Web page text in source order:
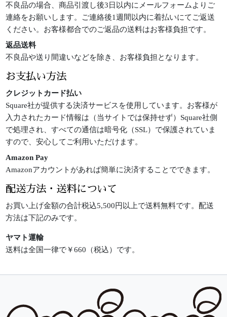
不良品の場合、商品引渡し後3日以内にメールフォームよりご
連絡をお願いします。ご連絡後1週間以内に着払いにてご返送
ください。お客様都合でのご返品の送料はお客様負担です。
返品送料
不良品や送り間違いなどを除き、お客様負担となります。
お支払い方法
クレジットカード払い
Square社が提供する決済サービスを使用しています。お客様が
入力されたカード情報は（当サイトでは保持せず）Square社側
で処理され、すべての通信は暗号化（SSL）で保護されていま
すので、安心してご利用いただけます。
Amazon Pay
Amazonアカウントがあれば簡単に決済することでできます。
配送方法・送料について
お買い上げ金額の合計税込5,500円以上で送料無料です。配送
方法は下記のみです。
ヤマト運輸
送料は全国一律で￥660（税込）です。